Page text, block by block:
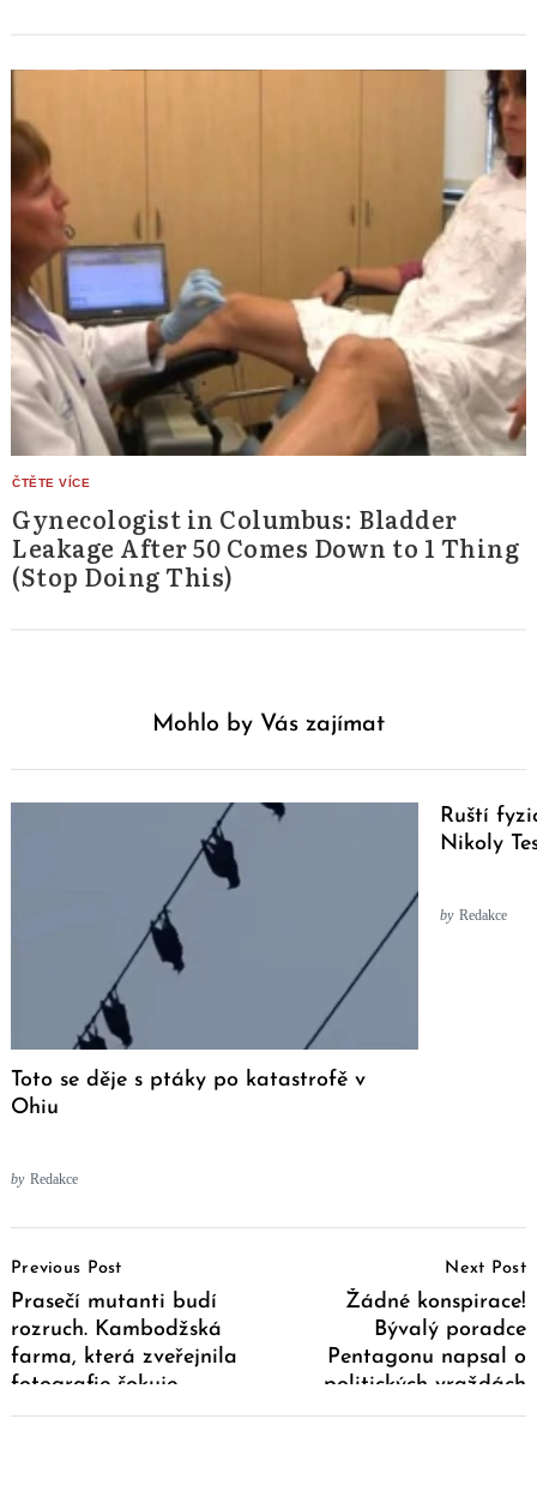
Gynecologist in Columbus: Bladder
Leakage After 50 Comes Down to 1 Thing
(Stop Doing This)
Mohlo by Vás zajímat
Toto se děje s ptáky po katastrofě v
Ohiu
by Redakce
Ruští
Nikoly
by Redakce
Navigation
Previous Post
Prasečí mutanti budí
rozruch. Kambodžská
farma, která zveřejnila
fotografie šokuje
veřejnost i ochránce
Next Post
Žádné konspirace!
Bývalý poradce
Pentagonu napsal o
politických vraždách
CIA